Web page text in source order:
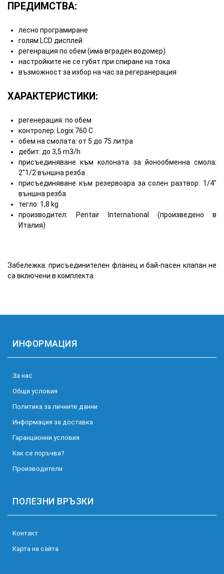
ПРЕДИМСТВА:
лесно програмиране
голям LCD дисплей
регенрация по обем (има вграден водомер)
настройките не се губят при спиране на тока
възможност за избор на час за регеранерация
ХАРАКТЕРИСТИКИ:
регенерация: по обем
контролер: Logix 760 C
обем на смолата: от 5 до 75 литра
дебит: до 3,5 m3/h
присъединяване към колоната за йонообменна смола:
2"1/2 външна резба
присъединяване към резервоара за солен разтвор: 1/4"
външна резба
тегло: 1,8 kg
производител: Pentair International (произведено в
Италия)
Забележка: присъединителен фланец и бай-пасен клапан не
са включени в комплекта.
ИНФОРМАЦИЯ
За нас
Общи условия
Политика за личните данни
Информация за доставка
Гаранционни условия
Как се поръчва?
Производители
ПОЛЕЗНИ ВРЪЗКИ
Kонтакт
Карта на сайта